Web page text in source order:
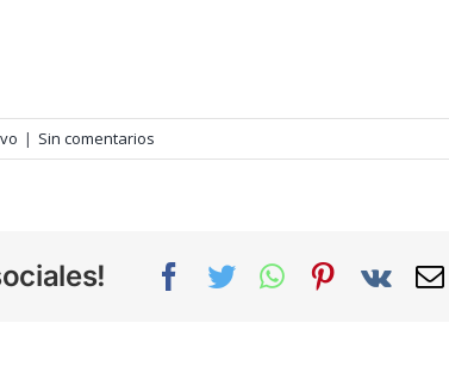
| Sin comentarios
Facebook
TwitterWhatsAppPinterest
Vk